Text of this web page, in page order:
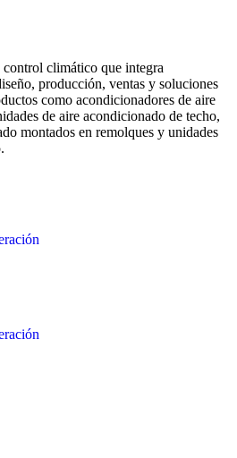
climático que integra
producción, ventas y soluciones
como acondicionadores de aire
de aire acondicionado de techo,
montados en remolques y unidades